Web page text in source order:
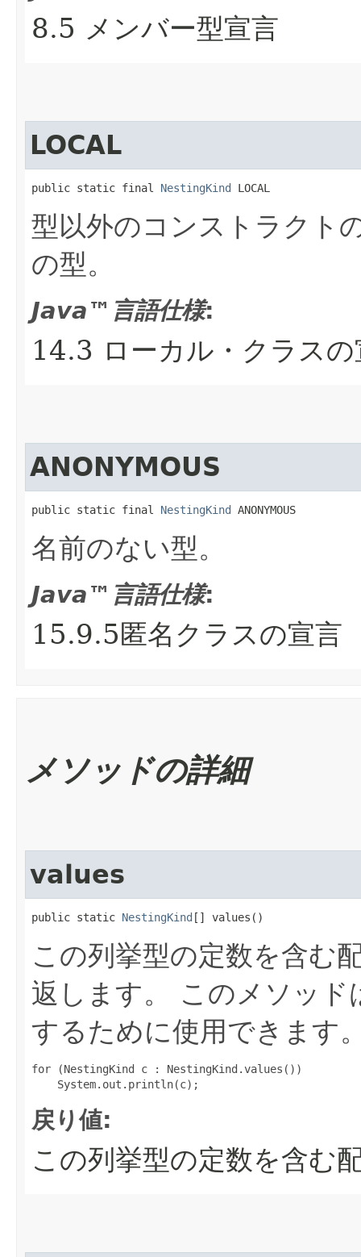
8.5 メンバー型宣言
LOCAL
public static final NestingKind LOCAL
型以外のコンストラクト
の型。
Java™言語仕様:
14.3 ローカル・クラスの
ANONYMOUS
public static final NestingKind ANONYMOUS
名前のない型。
Java™言語仕様:
15.9.5匿名クラスの宣言
メソッドの詳細
values
public static NestingKind [] values()
この列挙型の定数を含む
返します。
このメソッド
するために使用できます
for (NestingKind c : NestingKind.values())
戻り値:
この列挙型の定数を含む